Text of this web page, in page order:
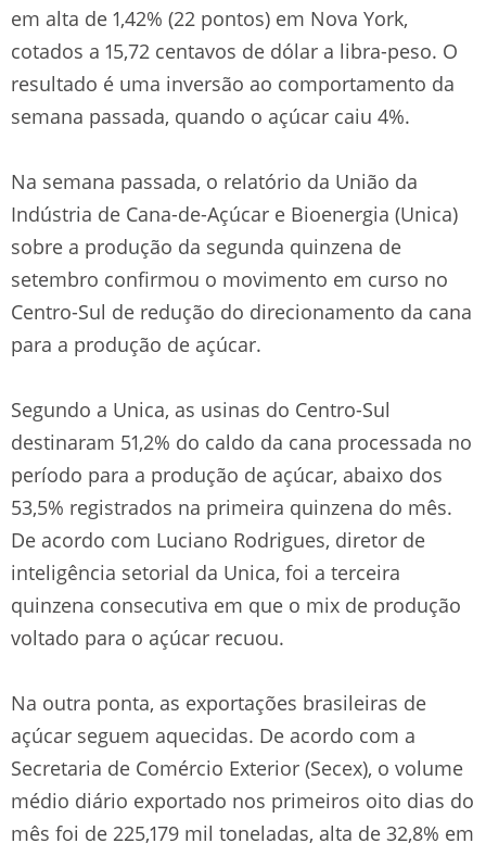
em alta de 1,42% (22 pontos) em Nova York,
cotados a 15,72 centavos de dólar a libra-peso. O
resultado é uma inversão ao comportamento da
semana passada, quando o açúcar caiu 4%.
Na semana passada, o relatório da União da
Indústria de Cana-de-Açúcar e Bioenergia (Unica)
sobre a produção da segunda quinzena de
setembro confirmou o movimento em curso no
Centro-Sul de redução do direcionamento da cana
para a produção de açúcar.
Segundo a Unica, as usinas do Centro-Sul
destinaram 51,2% do caldo da cana processada no
período para a produção de açúcar, abaixo dos
53,5% registrados na primeira quinzena do mês.
De acordo com Luciano Rodrigues, diretor de
inteligência setorial da Unica, foi a terceira
quinzena consecutiva em que o mix de produção
voltado para o açúcar recuou.
Na outra ponta, as exportações brasileiras de
açúcar seguem aquecidas. De acordo com a
Secretaria de Comércio Exterior (Secex), o volume
médio diário exportado nos primeiros oito dias do
mês foi de 225,179 mil toneladas, alta de 32,8% em